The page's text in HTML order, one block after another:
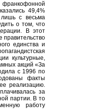
49,4%
лишь с весьма
о том, что
В этот
правительство
единства и
культурные,
акций «За
с 1996 по
факты
реализацию.
за
партии. В то
работу